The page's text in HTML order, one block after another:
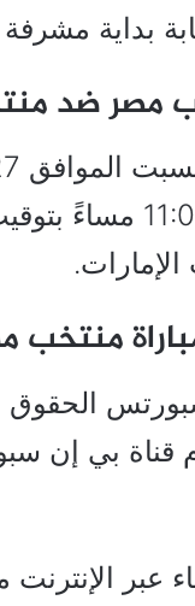
بداية
مصر ضد
الحقوق
بي إن